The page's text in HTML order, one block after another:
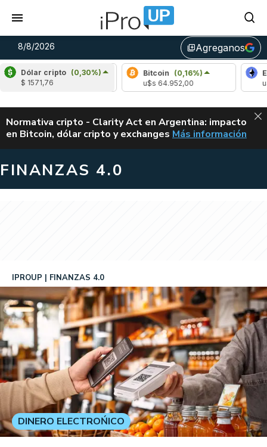
8/8/2026 library_addAgreganos
Dólar cripto (0,30%)
$ 1571,76
Bitcoin
(0,16%)
u$s 64.952,00
Ethereum
u$s
ALERTA
Normativa cripto - Clarity Act en Argentina: impacto
en Bitcoin, dólar cripto y exchanges CLARITY ACT EN
Más información
FINANZAS 4.0
IPROUP FINANZAS 4.0
DINERO ELECTROŃICO